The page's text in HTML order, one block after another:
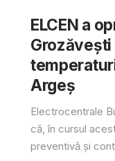
ELCEN a
Grozăvești
Argeș
Electrocentrale
că, în cursul
preventivă și